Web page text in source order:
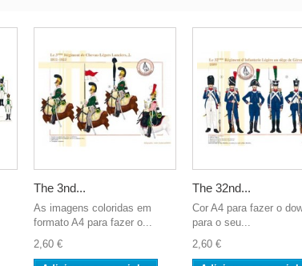
The 3nd...
As imagens coloridas em
formato A4 para fazer o...
2,60 €
The 32nd...
Cor A4 para fazer o
para o seu...
2,60 €